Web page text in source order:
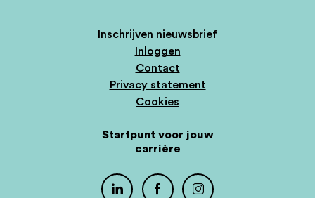
Inschrijven nieuwsbrief
Inloggen
Contact
Privacy statement
Cookies
Startpunt voor jouw
carrière